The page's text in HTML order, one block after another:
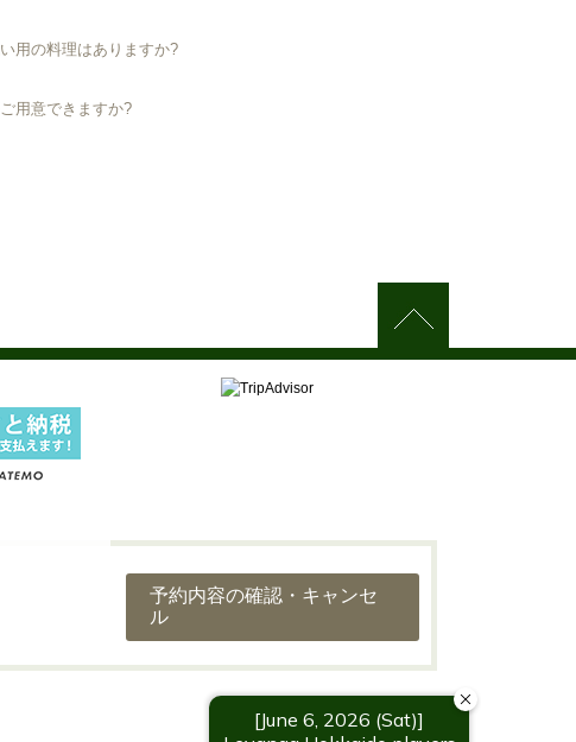
用の料理はありますか?
用意できますか?
予約内容の確認・キャンセ
ル